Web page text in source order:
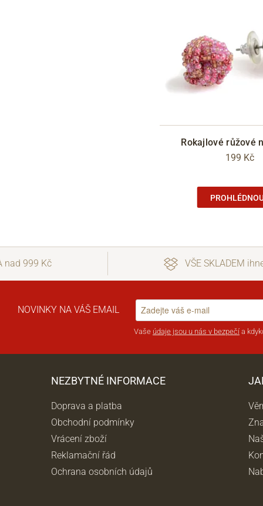
Rokajlové růžové
199 Kč
nad 999 Kč VŠE SKLADEM
NOVINKY NA VÁŠ EMAIL
Vaše údaje jsou u nás v bezpečí a
NEZBYTNÉ INFORMACE
Doprava a platba
Obchodní podmínky
Vrácení zboží
Reklamační řád
Ochrana osobních údajů